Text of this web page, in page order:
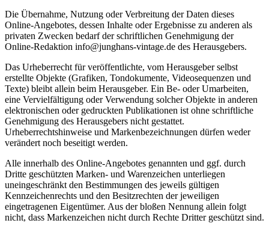
Die Übernahme, Nutzung oder Verbreitung der Daten dieses
Online-Angebotes, dessen Inhalte oder Ergebnisse zu anderen als
privaten Zwecken bedarf der schriftlichen Genehmigung der
Online-Redaktion info@junghans-vintage.de des Herausgebers.
Das Urheberrecht für veröffentlichte, vom Herausgeber selbst
erstellte Objekte (Grafiken, Tondokumente, Videosequenzen und
Texte) bleibt allein beim Herausgeber. Ein Be- oder Umarbeiten,
eine Vervielfältigung oder Verwendung solcher Objekte in anderen
elektronischen oder gedruckten Publikationen ist ohne schriftliche
Genehmigung des Herausgebers nicht gestattet.
Urheberrechtshinweise und Markenbezeichnungen dürfen weder
verändert noch beseitigt werden.
Alle innerhalb des Online-Angebotes genannten und ggf. durch
Dritte geschützten Marken- und Warenzeichen unterliegen
uneingeschränkt den Bestimmungen des jeweils gültigen
Kennzeichenrechts und den Besitzrechten der jeweiligen
eingetragenen Eigentümer. Aus der bloßen Nennung allein folgt
nicht, dass Markenzeichen nicht durch Rechte Dritter geschützt sind.